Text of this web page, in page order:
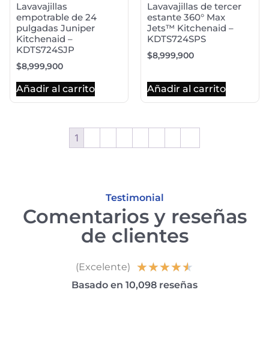
Lavavajillas
empotrable de 24
pulgadas Juniper
Kitchenaid –
KDTS724SJP
$8,999,900
Añadir al carrito
Lavavajillas de tercer
estante 360° Max
Jets™ Kitchenaid –
KDTS724SPS
$8,999,900
Añadir al carrito
1
Testimonial
Comentarios y reseñas
de clientes
(Excelente) ★★★★★
Basado en 10,098 reseñas